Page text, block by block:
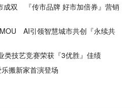
成双 『传市品牌 好市加倍券』营销
AI引领智慧城市共创『永续共
类技艺竞赛荣获『3优胜』佳绩
搬新家首演登场